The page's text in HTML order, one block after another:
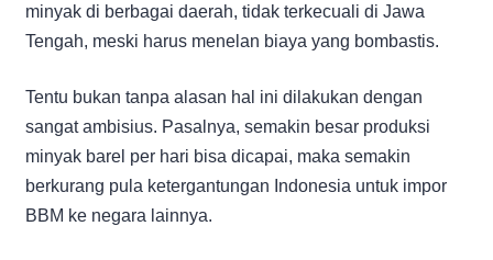
minyak di berbagai daerah, tidak terkecuali di Jawa
Tengah, meski harus menelan biaya yang bombastis.
Tentu bukan tanpa alasan hal ini dilakukan dengan
sangat ambisius. Pasalnya, semakin besar produksi
minyak barel per hari bisa dicapai, maka semakin
berkurang pula ketergantungan Indonesia untuk impor
BBM ke negara lainnya.